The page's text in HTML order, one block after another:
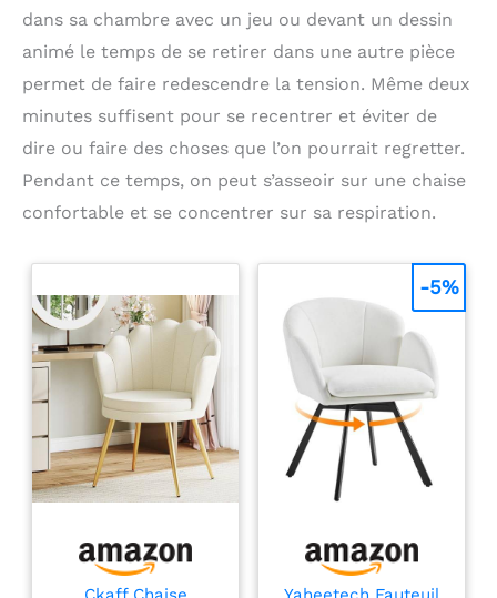
dans sa chambre avec un jeu ou devant un dessin
animé le temps de se retirer dans une autre pièce
permet de faire redescendre la tension. Même deux
minutes suffisent pour se recentrer et éviter de
dire ou faire des choses que l’on pourrait regretter.
Pendant ce temps, on peut s’asseoir sur une chaise
confortable et se concentrer sur sa respiration.
-5%